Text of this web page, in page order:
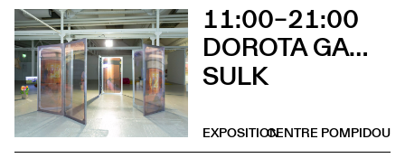
11:00–21:00
DOROTA GAWĘDA & EGLĖ KULBOKAITĖ
SULK
CENTRE POMPIDOU
EXPOSITION